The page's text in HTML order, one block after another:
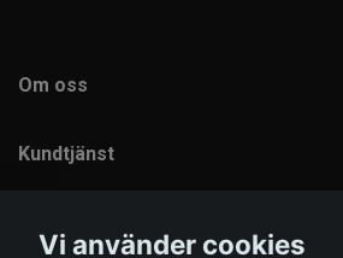
Om oss
Kundtjänst
Vi använder cookies